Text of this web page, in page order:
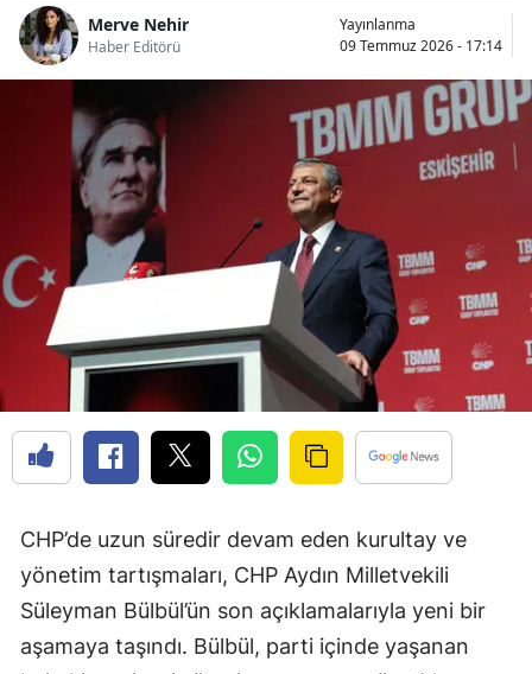
Merve Nehir
Haber Editörü
Yayınlanma
09 Temmuz 2026 - 17:14
CHP’de uzun süredir devam eden kurultay ve
yönetim tartışmaları, CHP Aydın Milletvekili
Süleyman Bülbül’ün son açıklamalarıyla yeni bir
aşamaya taşındı. Bülbül, parti içinde yaşanan